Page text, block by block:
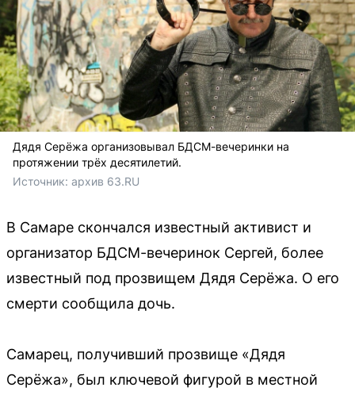
Дядя Серёжа организовывал БДСМ-вечеринки на
протяжении трёх десятилетий.
Источник: архив 63.RU
В Самаре скончался известный активист и
организатор БДСМ-вечеринок Сергей, более
известный под прозвищем Дядя Серёжа. О его
смерти сообщила дочь.
Самарец, получивший прозвище «Дядя
Серёжа», был ключевой фигурой в местной